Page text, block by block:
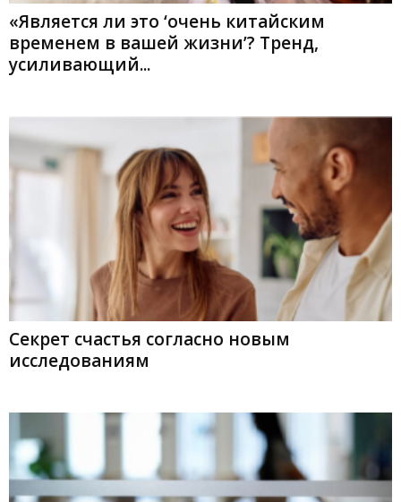
«Является ли это ‘очень китайским
временем в вашей жизни’? Тренд,
усиливающий...
Секрет счастья согласно новым
исследованиям